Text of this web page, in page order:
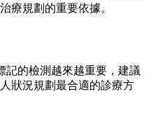
療規劃的重要依據。
記的檢測越來越重要，建議
狀況規劃最合適的診療方